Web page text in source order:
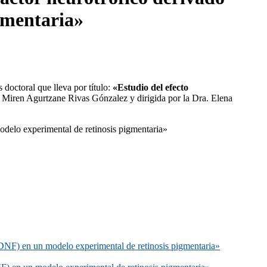
doctoral que lleva por título: «Estudio del efecto
Agurtzane Rivas Gónzalez y dirigida por la Dra. Elena
experimental de retinosis pigmentaria»
en un modelo experimental de retinosis pigmentaria»